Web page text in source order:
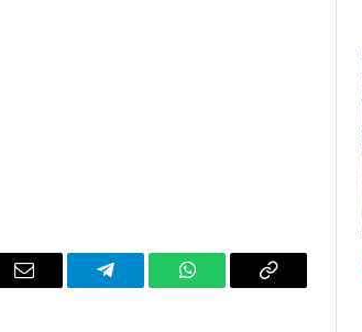
Email Telegram WhatsAppCopy